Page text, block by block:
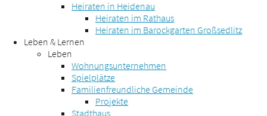
Heiraten in Heidenau
Heiraten im Rathaus
Heiraten im Barockgarten Großsedlitz
Leben & Lernen
Leben
Wohnungsunternehmen
Spielplätze
Familienfreundliche Gemeinde
Projekte
Stadthaus